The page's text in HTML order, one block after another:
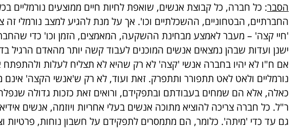
הסבר: כל חברה, כל קבוצת אנשים, שואפת לחיות חיים ממוצעים נורמליים
החברתיים, הבטחוניים, ההשכלתיים וכו'. אך על מנת להגיע למצב נורמלי זה
'חיי קצה' – מעבר לאמצע מבחינת ההשקעה, המאמצים, הזמן וכו' כדי
ישנן ועדות שבהן נמצאים אנשים המוכנים לעבוד קשה יותר מהאדם הרגיל
אם ח"ו לא יהיו בחברה אנשי 'קצה' לא רק שהיא לא תצליח לעלות ולהתפתח
נורמליים ולאט לאט תתפורר ותתפרק. זאת ועוד, לא רק ש'אנשי הקצה' אינם
כאלה, אלא הם שמחים בעבודתם ובתפקידם, ורואים זאת כזכות גדולה
ר"ל. כל חברה צריכה להוציא מתוכה אנשים בעלי אחריות ויוזמה, אנשים
גם עד כדי 'מיתה'. כלומר, הם מתמסרים לתפקידם על חשבון נוחות, פרטיות